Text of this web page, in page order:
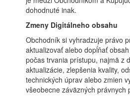
dohodnuté inak.
Zmeny Digitálneho obsahu
Obchodník si vyhradzuje právo
aktualizovať alebo dopĺňať
počas trvania prístupu, najmä z
aktualizácie, zlepšenia kvality,
technických úprav alebo zmien
všeobecne záväzných právnych